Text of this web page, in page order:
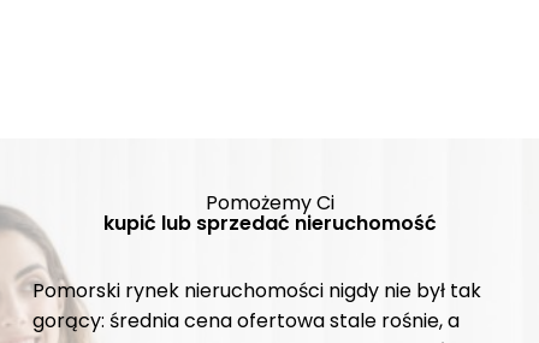
Pomożemy Ci
kupić lub sprzedać nieruchomość
Pomorski rynek nieruchomości nigdy nie był tak
gorący: średnia cena ofertowa stale rośnie, a